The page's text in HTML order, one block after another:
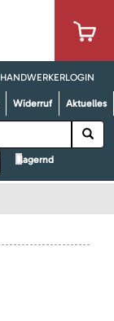
HANDWERKERLOGIN
Widerruf Aktuelles
lagernd